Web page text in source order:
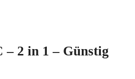
– 2 in 1 – Günstig